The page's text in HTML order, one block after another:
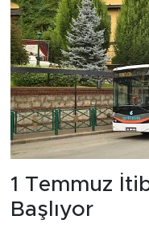
1 Temmuz
Başlıyor